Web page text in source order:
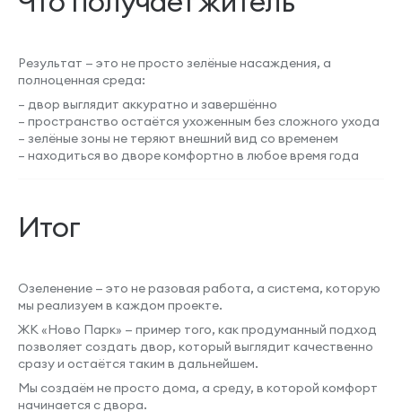
Результат — это не просто зелёные насаждения, а
полноценная среда:
– двор выглядит аккуратно и завершённо
– пространство остаётся ухоженным без сложного ухода
– зелёные зоны не теряют внешний вид со временем
– находиться во дворе комфортно в любое время года
Итог
Озеленение — это не разовая работа, а система, которую
мы реализуем в каждом проекте.
ЖК «Ново Парк» — пример того, как продуманный подход
позволяет создать двор, который выглядит качественно
сразу и остаётся таким в дальнейшем.
Мы создаём не просто дома, а среду, в которой комфорт
начинается с двора.